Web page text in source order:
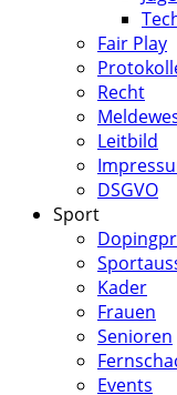
Fair Play
Recht
Leitbild
DSGVO
Sport
Kader
Frauen
Senioren
Events